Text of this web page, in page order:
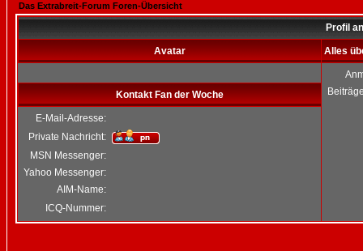
Das Extrabreit-Forum Foren-Übersicht
Profil
Avatar Alles
Kontakt Fan der Woche
E-Mail-Adresse:
Private Nachricht:
MSN Messenger:
Yahoo Messenger:
AIM-Name:
ICQ-Nummer: